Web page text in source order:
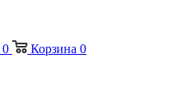
0 Корзина 0